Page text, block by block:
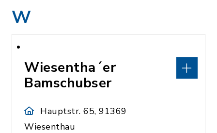
W
Wiesentha´er
Bamschubser
Hauptstr. 65, 91369
Wiesenthau